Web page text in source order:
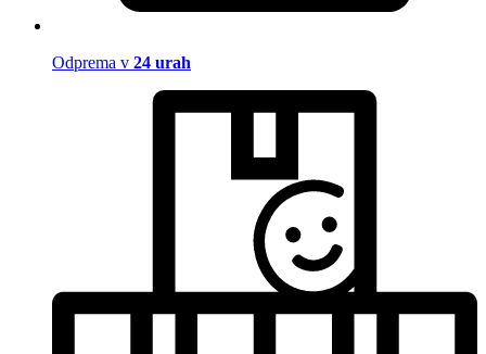
Odprema v 24 urah